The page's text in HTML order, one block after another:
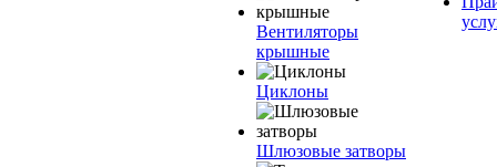
Вентиляторы
крышные
Циклоны
Шлюзовые затворы